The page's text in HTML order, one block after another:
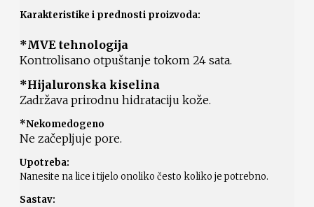
Karakteristike i prednosti proizvoda:
*MVE tehnologija
Kontrolisano otpuštanje tokom 24 sata.
*Hijaluronska kiselina
Zadržava prirodnu hidrataciju kože.
*Nekomedogeno
Ne začepljuje pore.
Upotreba:
Nanesite na lice i tijelo onoliko često koliko je potrebno.
Sastav: